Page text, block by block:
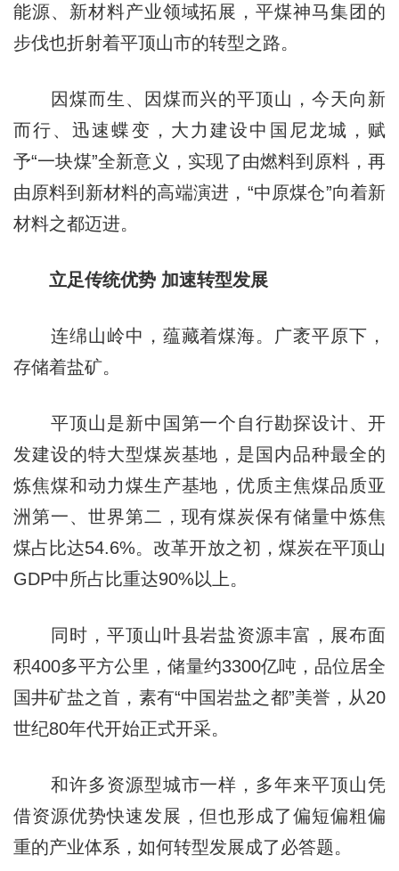
能源、新材料产业领域拓展 ，平煤神马集团的
步伐也折射着平顶山市的转型之路。
因煤而生、因煤而兴的平顶山，今天向新
而行、迅速蝶变，大力建设中国尼龙城，赋
予“一块煤”全新意义，实现了由燃料到原料，再
由原料到新材料的高端演进，“中原煤仓”向着新
材料之都迈进。
立足传统优势 加速转型发展
连绵山岭中，蕴藏着煤海。广袤平原下，
存储着盐矿。
平顶山是新中国第一个自行勘探设计、开
发建设的特大型煤炭基地，是国内品种最全的
炼焦煤和动力煤生产基地，优质主焦煤品质亚
洲第一、世界第二，现有煤炭保有储量中炼焦
煤占比达54.6%。改革开放之初，煤炭在平顶山
GDP中所占比重达90%以上。
同时，平顶山叶县岩盐资源丰富，展布面
积400多平方公里，储量约3300亿吨，品位居全
国井矿盐之首，素有“中国岩盐之都”美誉，从20
世纪80年代开始正式开采。
和许多资源型城市一样，多年来平顶山凭
借资源优势快速发展，但也形成了偏短偏粗偏
重的产业体系，如何转型发展成了必答题。